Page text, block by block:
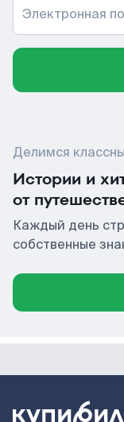
Электронная
Делимся
Истории и
от
Каждый день
собственные